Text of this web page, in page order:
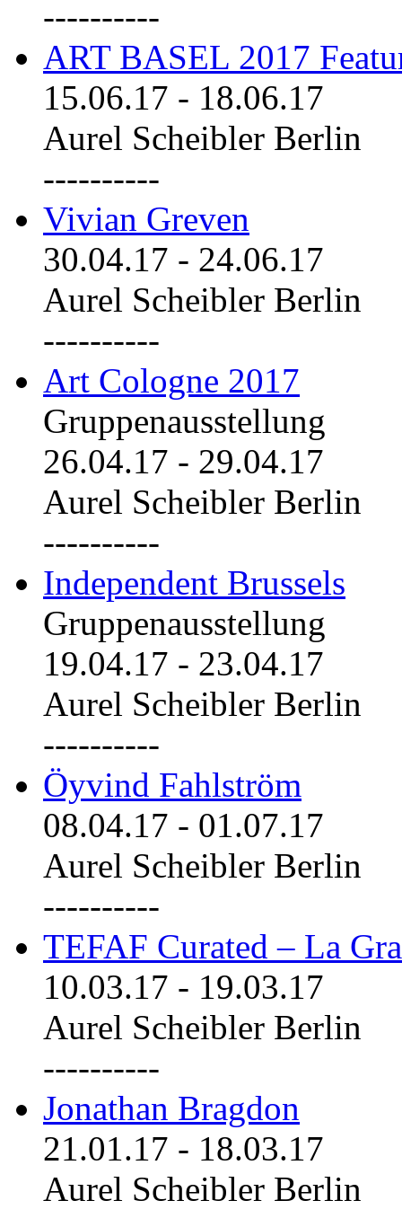
----------
ART BASEL 2017
15.06.17 - 18.06.17
Aurel Scheibler Berlin
----------
Vivian Greven
30.04.17 - 24.06.17
Aurel Scheibler Berlin
----------
Art Cologne 2017
Gruppenausstellung
26.04.17 - 29.04.17
Aurel Scheibler Berlin
----------
Independent Brussels
Gruppenausstellung
19.04.17 - 23.04.17
Aurel Scheibler Berlin
----------
Öyvind Fahlström
08.04.17 - 01.07.17
Aurel Scheibler Berlin
----------
TEFAF Curated – La
10.03.17 - 19.03.17
Aurel Scheibler Berlin
----------
Jonathan Bragdon
21.01.17 - 18.03.17
Aurel Scheibler Berlin